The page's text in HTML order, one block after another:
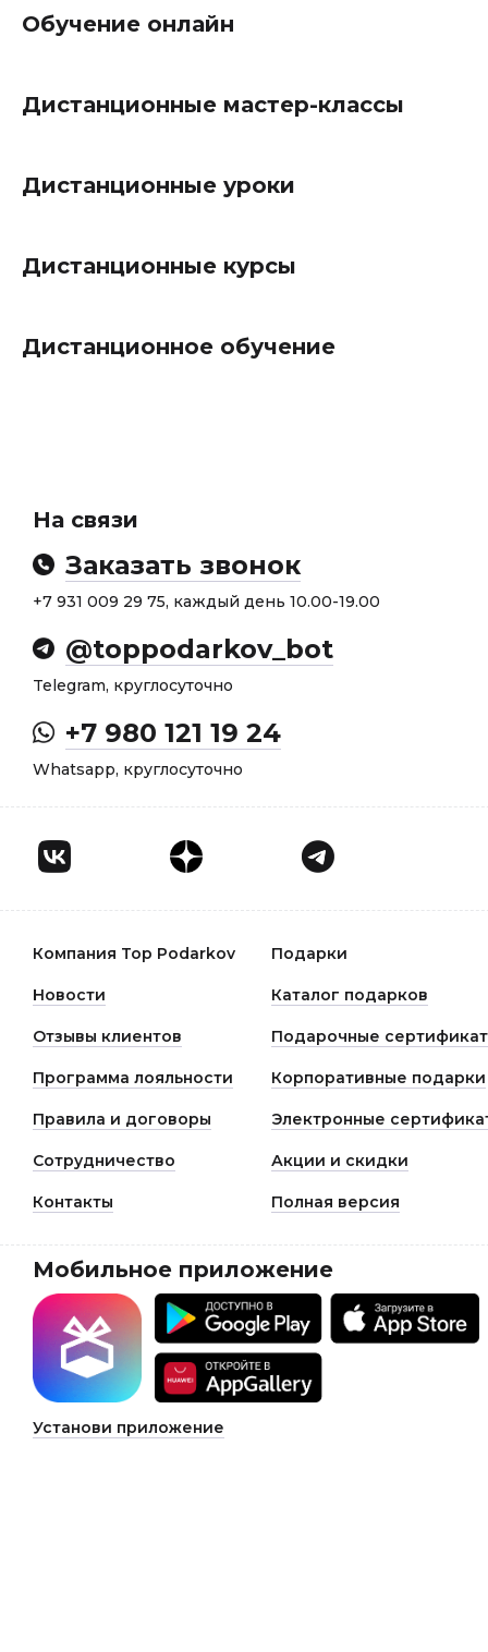
Обучение онлайн
Дистанционные мастер-классы
Дистанционные уроки
Дистанционные курсы
Дистанционное обучение
На связи
Заказать звонок
+7 931 009 29 75, каждый день 10.00-19.00
@toppodarkov_bot
Telegram, круглосуточно
+7 980 121 19 24
Whatsapp, круглосуточно
Компания Top Podarkov Подарки
Новости Каталог подарков
Отзывы клиентов Подарочные
Программа лояльности Корпоративные подарки
Правила и договоры Электронные
Сотрудничество Акции и скидки
Контакты Полная версия
Мобильное приложение
Установи приложение